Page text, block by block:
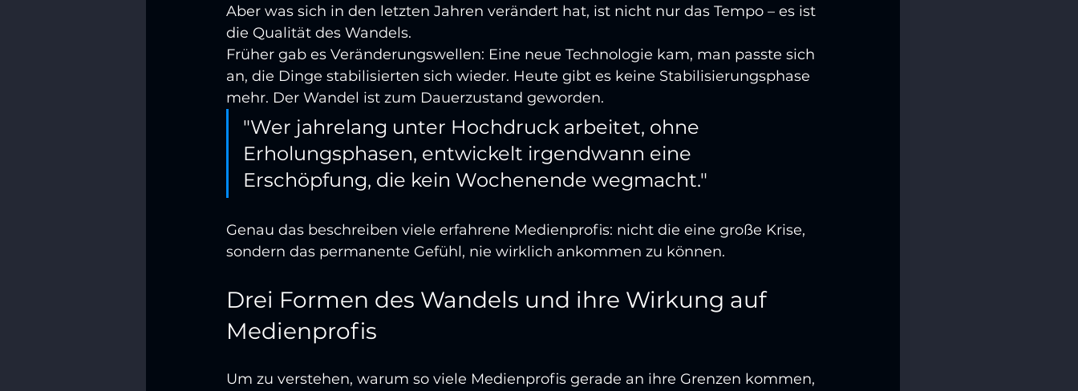
Aber was sich in den letzten Jahren verändert hat, ist nicht nur das Tempo – es ist
die Qualität des Wandels.
Früher gab es Veränderungswellen: Eine neue Technologie kam, man passte sich
an, die Dinge stabilisierten sich wieder. Heute gibt es keine Stabilisierungsphase
mehr. Der Wandel ist zum Dauerzustand geworden.
"Wer jahrelang unter Hochdruck arbeitet, ohne
Erholungsphasen, entwickelt irgendwann eine
Erschöpfung, die kein Wochenende wegmacht."
Genau das beschreiben viele erfahrene Medienprofis: nicht die eine große Krise,
sondern das permanente Gefühl, nie wirklich ankommen zu können.
Drei Formen des Wandels und ihre Wirkung auf
Medienprofis
Um zu verstehen, warum so viele Medienprofis gerade an ihre Grenzen kommen,